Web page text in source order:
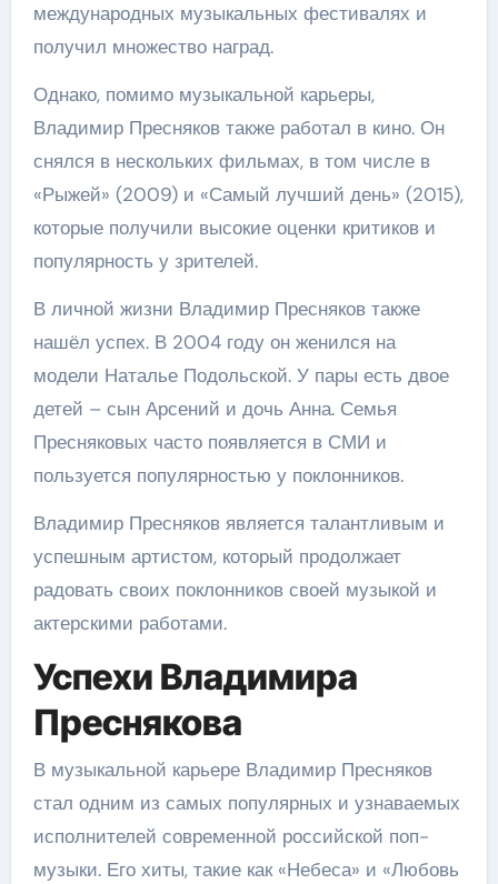
международных музыкальных фестивалях и
получил множество наград.
Однако, помимо музыкальной карьеры,
Владимир Пресняков также работал в кино. Он
снялся в нескольких фильмах, в том числе в
«Рыжей» (2009) и «Самый лучший день» (2015),
которые получили высокие оценки критиков и
популярность у зрителей.
В личной жизни Владимир Пресняков также
нашёл успех. В 2004 году он женился на
модели Наталье Подольской. У пары есть двое
детей – сын Арсений и дочь Анна. Семья
Пресняковых часто появляется в СМИ и
пользуется популярностью у поклонников.
Владимир Пресняков является талантливым и
успешным артистом, который продолжает
радовать своих поклонников своей музыкой и
актерскими работами.
Успехи Владимира
Преснякова
В музыкальной карьере Владимир Пресняков
стал одним из самых популярных и узнаваемых
исполнителей современной российской поп-
музыки. Его хиты, такие как «Небеса» и «Любовь